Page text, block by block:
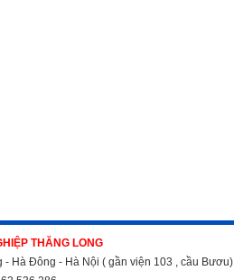
THĂNG LONG
Hà Đông - Hà Nội ( gần viện 103 , cầu Bươu)